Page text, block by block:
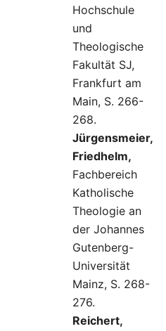
Hochschule
und
Theologische
Fakultät SJ,
Frankfurt am
Main, S. 266-
268.
Jürgensmeier,
Friedhelm,
Fachbereich
Katholische
Theologie an
der Johannes
Gutenberg-
Universität
Mainz, S. 268-
276.
Reichert,